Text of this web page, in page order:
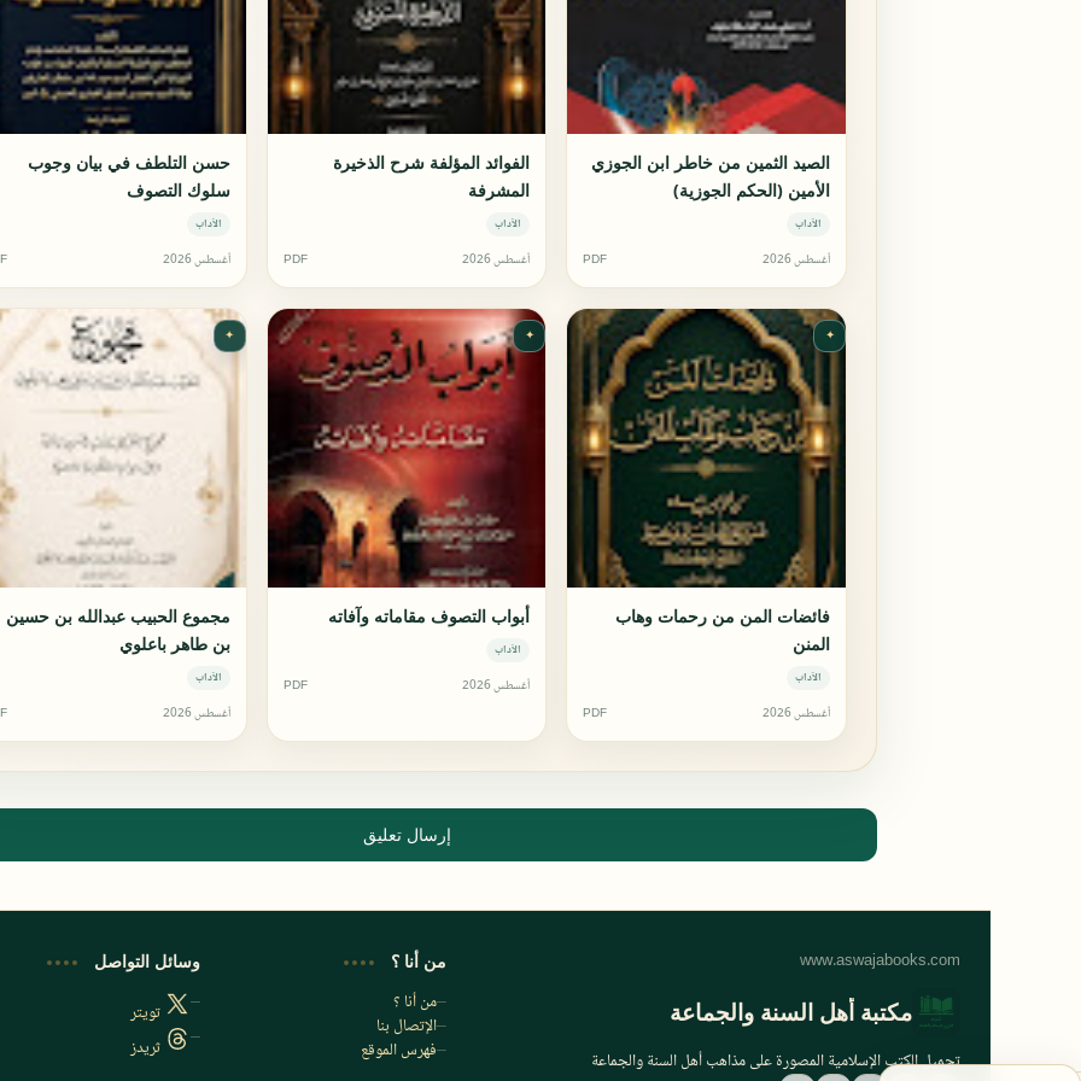
الصيد الثمين من خاطر ابن الجوزي
الأمين (الحكم الجوزية)
الآداب
أغسطس 2026 PDF
الفوائد المؤلفة شرح الذخيرة
المشرفة
الآداب
أغسطس 2026 PDF
حسن التلطف في بيان وجوب
سلوك التصوف
الآداب
أغسطس 2026
✦
فائضات المن من رحمات وهاب
المنن
الآداب
أغسطس 2026 PDF
✦
أبواب التصوف مقاماته وآفاته
الآداب
أغسطس 2026 PDF
✦
مجموع الحبيب عبدالله بن حسين
بن طاهر باعلوي
الآداب
أغسطس 2026
إرسال تعليق
مكتبة أهل السنة والجماعة
تحميل الكتب الإسلامية المصورة على مذاهب أهل السنة والجماعة
من أنا ؟
من أنا ؟
الإتصال بنا
فهرس الموقع
وسائل التواصل
تويتر
ثريدز